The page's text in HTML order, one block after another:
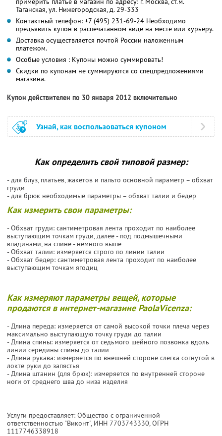
Таганская, ул. Нижегородская, д. 29-333
Контактный телефон: +7 (495) 231-69-24 Необходимо
предъявить купон в распечатанном виде на месте или курьеру.
Доставка осуществляется почтой России наложенным
платежом.
Особые условия : Купоны можно суммировать!
Скидки по купонам не суммируются со спецпредложениями
магазина.
Купон действителен по 30 января 2012 включительно
Узнай, как воспользоваться купоном
Как определить свой типовой размер:
- для блуз, платьев, жакетов и пальто основной параметр – обхват
груди
- для брюк необходимые параметры – обхват талии и бедер
Как измерить свои параметры:
- Обхват груди: сантиметровая лента проходит по наиболее
выступающим точкам груди, далее - под подмышечными
впадинами, на спине - немного выше
- Обхват талии: измеряется строго по линии талии
- Обхват бедер: сантиметровая лента проходит по наиболее
выступающим точкам ягодиц
Как измеряют параметры вещей, которые
продаются в интернет-магазине PaolaVicenza:
- Длина переда: измеряется от самой высокой точки плеча через
максимально выступающую точку груди до талии
- Длина спины: измеряется от седьмого шейного позвонка вдоль
линии середины спины до талии
- Длина рукава: измеряется по внешней стороне слегка согнутой в
локте руки до запястья
- Длина штанин (для брюк): измеряется по внутренней стороне
ноги от среднего шва до низа изделия
Услуги предоставляет: Общество с ограниченной
ответственностью "Виконт", ИНН 7703743330, ОГРН
1117746338918